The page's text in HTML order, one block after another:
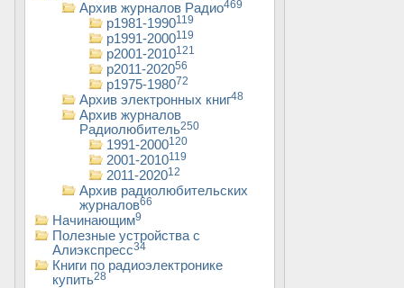
Архив журналов Радио469
р1981-1990119
р1991-2000119
р2001-2010121
р2011-202056
р1975-198072
Архив электронных книг48
Архив журналов
Радиолюбитель250
1991-2000120
2001-2010119
2011-202012
Архив радиолюбительских
журналов66
Начинающим9
Полезные устройства с
Алиэкспресс34
Книги по радиоэлектронике
купить28